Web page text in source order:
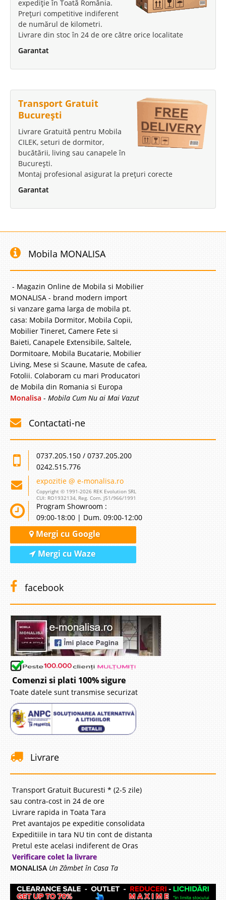
expediție în Toată România.
Prețuri competitive indiferent
de numărul de kilometri.
Livrare din stoc în 24 de ore către orice localitate
Garantat
Transport Gratuit
București
Livrare Gratuită pentru Mobila
CILEK, seturi de dormitor,
bucătării, living sau canapele în
București.
Montaj profesional asigurat la prețuri corecte
Garantat
Mobila MONALISA
- Magazin Online de Mobila si Mobilier
MONALISA - brand modern import
si vanzare gama larga de mobila pt.
casa: Mobila Dormitor, Mobila Copii,
Mobilier Tineret, Camere Fete si
Baieti, Canapele Extensibile, Saltele,
Dormitoare, Mobila Bucatarie, Mobilier
Living, Mese si Scaune, Masute de cafea,
Fotolii. Colaboram cu mari Producatori
de Mobila din Romania si Europa
Monalisa - Mobila Cum Nu ai Mai Vazut
Contactati-ne
0737.205.150 / 0737.205.200
0242.515.776
expozitie @ e-monalisa.ro
Copyright © 1991-2026 REK Evolution SRL
CUI: RO1932134, Reg. Com. J51/966/1991
Program Showroom :
09:00-18:00 | Dum. 09:00-12:00
Mergi cu Google
Mergi cu Waze
facebook
Comenzi si plati 100% sigure
Toate datele sunt transmise securizat
Livrare
Transport Gratuit Bucuresti * (2-5 zile)
sau contra-cost in 24 de ore
Livrare rapida in Toata Tara
Pret avantajos pe expeditie consolidata
Expeditiile in tara NU tin cont de distanta
Pretul este acelasi indiferent de Oras
Verificare colet la livrare
MONALISA Un Zâmbet în Casa Ta